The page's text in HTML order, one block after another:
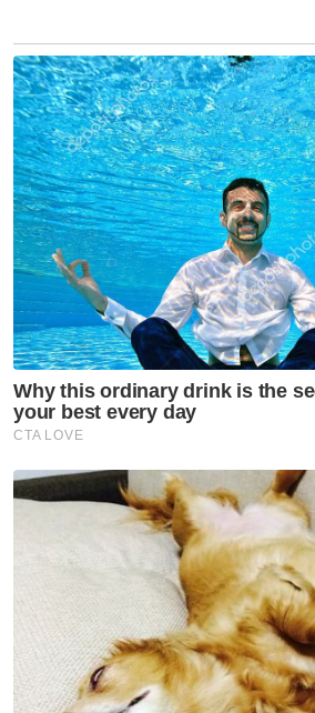
Muat turun aplikasi Sinar
Kerajaan Perpaduan
Pahang
Majlis Perundingan
Wan Rosdy Wan Ismail
Artikel